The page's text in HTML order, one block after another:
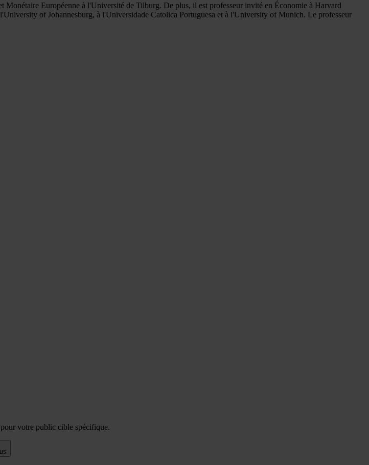
Européenne à l'Université de Tilburg. De plus, il est professeur invité en Économie à Harvard
of Johannesburg, à l'Universidade Catolica Portuguesa et à l'University of Munich. Le professeur
votre public cible spécifique.